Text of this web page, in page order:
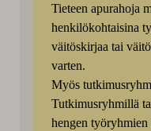
Tieteen apurahoja
henkilökohtaisina
väitöskirjaa tai
varten.
Myös
Tutkimusryhmillä
hengen